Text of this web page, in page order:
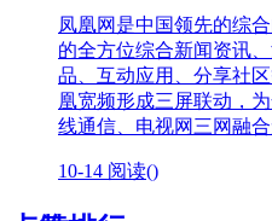
凤凰网是中国领先的综
的全方位综合新闻资讯
品、互动应用、分享社
凰宽频形成三屏联动，
线通信、电视网三网融
10-14 阅读()